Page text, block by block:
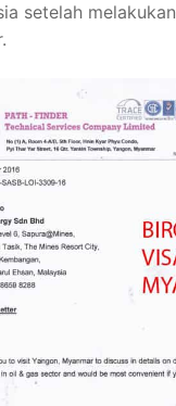
setelah